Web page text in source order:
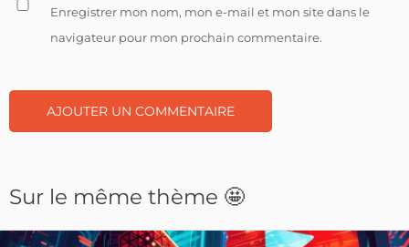
Enregistrer mon nom, mon e-mail et mon site dans le
navigateur pour mon prochain commentaire.
Sur le même thème 🤩